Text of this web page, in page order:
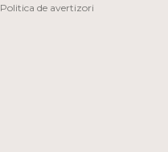
Politica de avertizori